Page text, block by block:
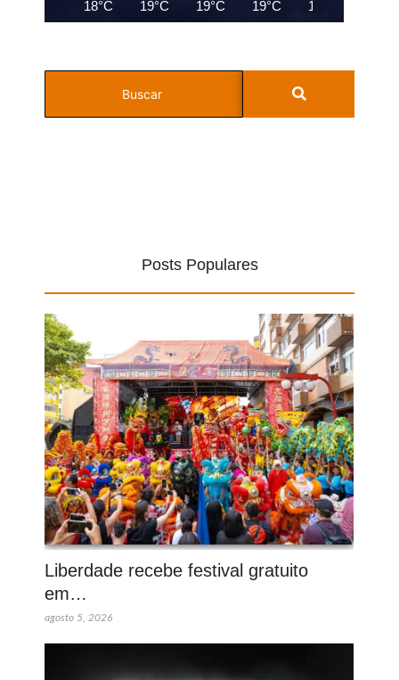
18°C 19°C 19°C 19°C 19°C
Posts Populares
Liberdade recebe festival gratuito
em…
agosto 5, 2026